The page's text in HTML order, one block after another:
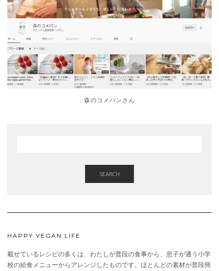
森のコメパンさん
SEARCH
HAPPY VEGAN LIFE
載せているレシピの多くは、わたしが普段の食事から、息子が通う小学
校の給食メニューからアレンジしたものです。ほとんどの素材が普段簡